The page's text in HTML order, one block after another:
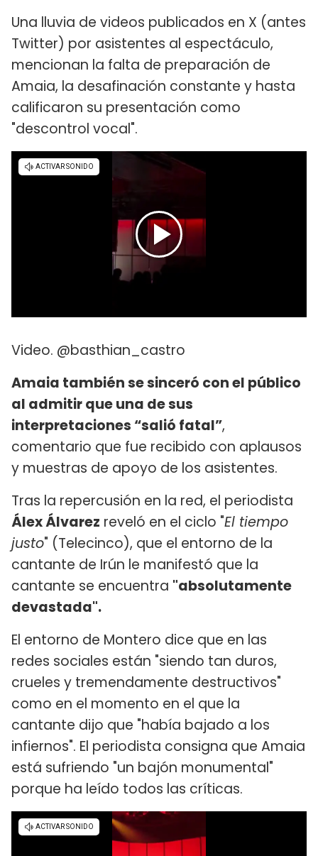
Una lluvia de videos publicados en X (antes
Twitter) por asistentes al espectáculo,
mencionan la falta de preparación de
Amaia, la desafinación constante y hasta
calificaron su presentación como
"descontrol vocal".
Video. @basthian_castro
Amaia también se sinceró con el público
al admitir que una de sus
interpretaciones “salió fatal”,
comentario que fue recibido con aplausos
y muestras de apoyo de los asistentes.
Tras la repercusión en la red, el periodista
Álex Álvarez reveló en el ciclo "El tiempo
justo" (Telecinco), que el entorno de la
cantante de Irún le manifestó que la
cantante se encuentra "absolutamente
devastada".
El entorno de Montero dice que en las
redes sociales están "siendo tan duros,
crueles y tremendamente destructivos"
como en el momento en el que la
cantante dijo que "había bajado a los
infiernos". El periodista consigna que Amaia
está sufriendo "un bajón monumental"
porque ha leído todos las críticas.